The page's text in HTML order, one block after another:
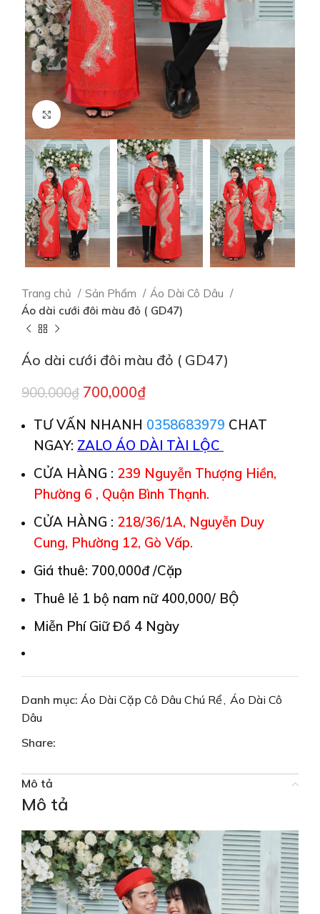
Click to enlarge
Trang chủ Sản Phẩm
Áo Dài Cô Dâu
Áo dài cưới đôi màu đỏ ( GD47)
Áo dài cưới đôi màu đỏ ( GD47)
900,000₫ 700,000₫
TƯ VẤN NHANH 0358683979 CHAT
NGAY: ZALO ÁO DÀI TÀI LỘC
CỬA HÀNG : 239 Nguyễn Thượng Hiền,
Phường 6 , Quận Bình Thạnh.
CỬA HÀNG : 218/36/1A, Nguyễn Duy
Cung, Phường 12, Gò Vấp.
Giá thuê: 700,000đ /Cặp
Thuê lẻ 1 bộ nam nữ 400,000/ BỘ
Miễn Phí Giữ Đồ 4 Ngày
Danh mục: Áo Dài Cặp Cô Dâu Chú Rể
Áo Dài Cô
Dâu
Share:
Mô tả
Mô tả